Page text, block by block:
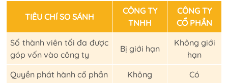
TIÊU CHÍ SO SÁNH
CÔNG TY
TNHH
CÔNG TY
CỔ PHẦN
Số thành viên tối đa được
góp vốn vào công ty
Bị giới hạn
Không giới
hạn
Quyền phát hành cổ phần
Không
Có